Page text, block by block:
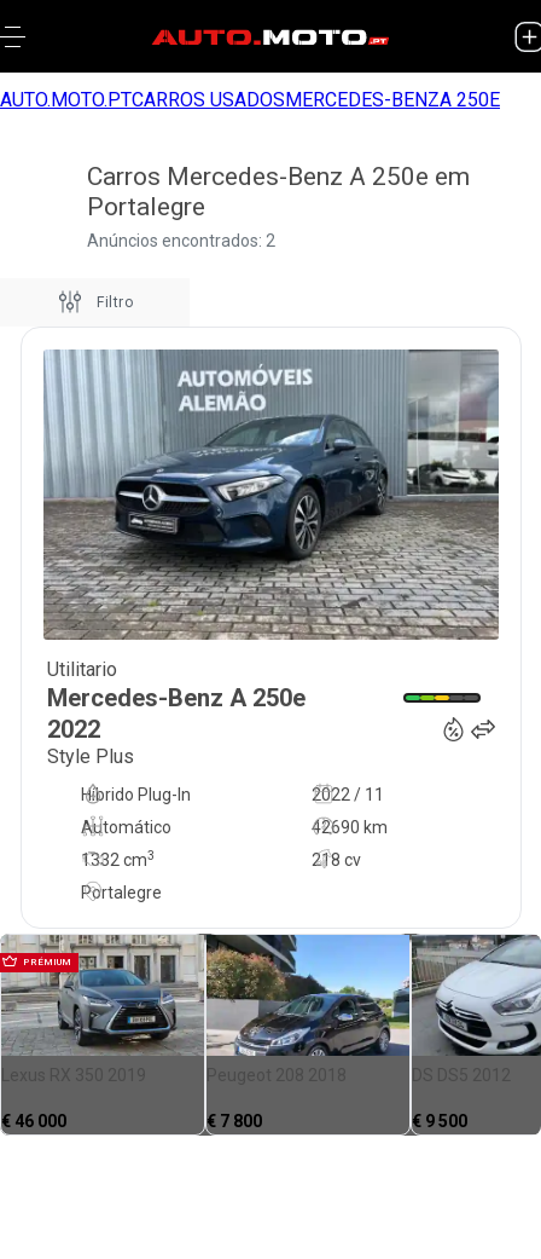
AUTO.MOTO.PTCARROS USADOSMERCEDES-BENZA 250E
Carros Mercedes-Benz A 250e em
Portalegre
Anúncios encontrados: 2
Filtro
Utilitario
Mercedes-Benz A 250e
2022
Style Plus
2022 / 11
Automático
42690 km
218 cv
Híbrido Plug-In
1332 cm3
Portalegre
PRÉMIUM
Lexus RX 350 2019
€ 46 000
Peugeot 208 2018
€ 7 800
DS DS5 2012
€ 9 500